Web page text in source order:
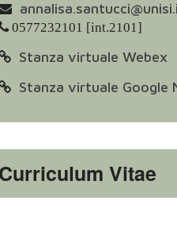
0577232101 [int.2101]
Stanza virtuale Webex
Stanza virtuale Google
Curriculum Vitae